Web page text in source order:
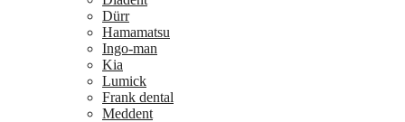
Dürr
Hamamatsu
Ingo-man
Kia
Lumick
Frank dental
Meddent